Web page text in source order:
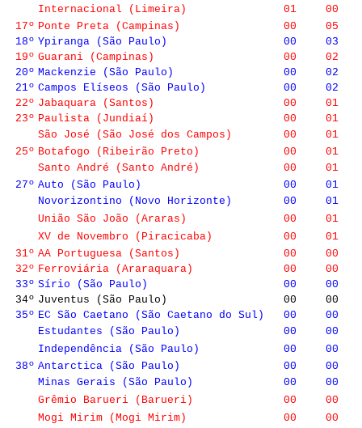
Internacional (Limeira)
01
00
17º Ponte Preta (Campinas) 00
05
18º Ypiranga (São Paulo) 00
03
19º Guarani (Campinas) 00
02
20º Mackenzie (São Paulo) 00
02
21º Campos Elíseos (São Paulo) 00
02
22º Jabaquara (Santos) 00
01
23º Paulista (Jundiaí) 00
01
São José (São José dos Campos)
00
01
25º Botafogo (Ribeirão Preto) 00
01
Santo André (Santo André)
00
01
27º Auto (São Paulo) 00
01
Novorizontino (Novo Horizonte)
00
01
União São João (Araras)
00
01
XV de Novembro (Piracicaba)
00
01
31º AA Portuguesa (Santos) 00
00
32º Ferroviária (Araraquara) 00
00
33º Sírio (São Paulo) 00
00
34º Juventus (São Paulo) 00
00
35º EC São Caetano (São Caetano do Sul) 00
00
Estudantes (São Paulo)
00
00
Independência (São Paulo)
00
00
38º Antarctica (São Paulo) 00
00
Minas Gerais (São Paulo)
00
00
Grêmio Barueri (Barueri)
00
00
Mogi Mirim (Mogi Mirim)
00
00